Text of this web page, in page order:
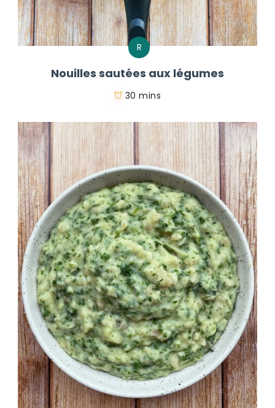
R
Nouilles sautées aux légumes
30 mins